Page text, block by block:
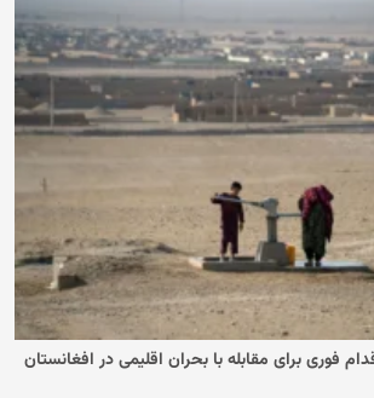
فوری برای مقابله با بحران اقلیمی در افغانستان